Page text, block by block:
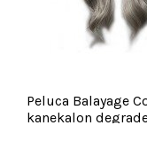
Peluca Balayage
kanekalon